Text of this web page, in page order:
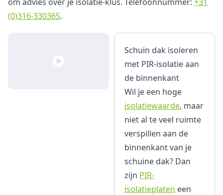
(0)316-330365.
Schuin dak isoleren
met PIR-isolatie aan
de binnenkant
Wil je een hoge
isolatiewaarde, maar
niet al te veel ruimte
verspillen aan de
binnenkant van je
schuine dak? Dan
zijn PIR-
isolatieplaten een